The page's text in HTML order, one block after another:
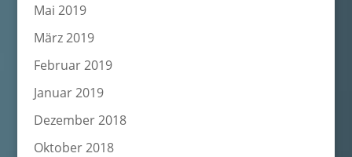
Mai 2019
März 2019
Februar 2019
Januar 2019
Dezember 2018
Oktober 2018